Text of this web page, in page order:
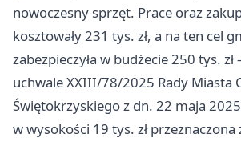
nowoczesny sprzęt. Prace oraz
kosztowały 231 tys. zł, a na ten cel
zabezpieczyła w budżecie 250 tys.
uchwale XXIII/78/2025 Rady Miasta
Świętokrzyskiego z dn. 22 maja
w wysokości 19 tys. zł przeznaczona